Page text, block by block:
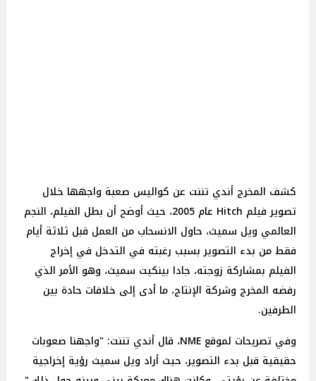
كشف المخرج أندي تننت عن كواليس صعبة واجهها خلال
تصوير فيلم Hitch عام 2005، حيث أوضح أن بطل الفيلم، النجم
العالمي ويل سميث، حاول الانسحاب من العمل قبل ثلاثة أيام
فقط من بدء التصوير بسبب رغبته في التدخل في إخراج
الفيلم بمشاركة زوجته، جادا بينكيت سميث، وهو الأمر الذي
رفضه المخرج وشركة الإنتاج، ما أدى إلى خلافات حادة بين
الطرفين.
وفي تصريحات لموقع NME، قال أندي تننت: "واجهنا صعوبات
حقيقية قبل بدء التصوير، حيث أراد ويل سميث رؤية إخراجية